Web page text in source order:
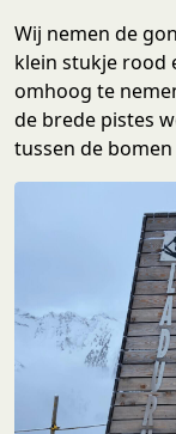
Wij nemen de
klein stukje rood
omhoog te
de brede pistes
tussen de